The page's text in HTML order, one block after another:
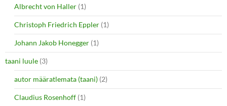
Albrecht von Haller (1)
Christoph Friedrich Eppler (1)
Johann Jakob Honegger (1)
taani luule (3)
autor määratlemata (taani) (2)
Claudius Rosenhoff (1)